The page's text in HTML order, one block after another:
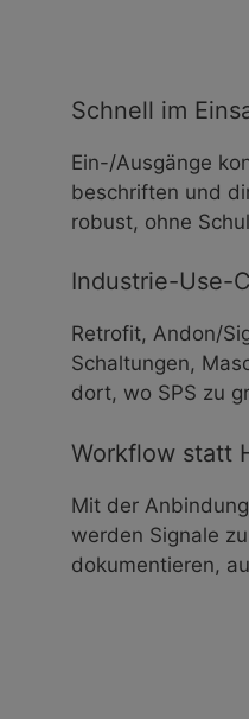
Schnell im
Ein-/Ausgänge
beschriften und
robust, ohne
Industrie-Use-
Retrofit, Andon/
Schaltungen,
dort, wo SPS zu
Workflow statt
Mit der
werden Signale
dokumentieren,